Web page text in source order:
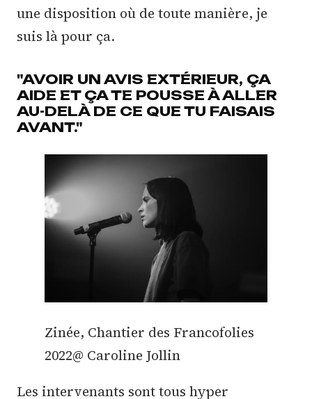
une disposition où de toute manière, je
suis là pour ça.
"AVOIR UN AVIS EXTÉRIEUR, ÇA
AIDE ET ÇA TE POUSSE À ALLER
AU-DELÀ DE CE QUE TU FAISAIS
AVANT."
Zinée, Chantier des Francofolies
2022@ Caroline Jollin
Les intervenants sont tous hyper